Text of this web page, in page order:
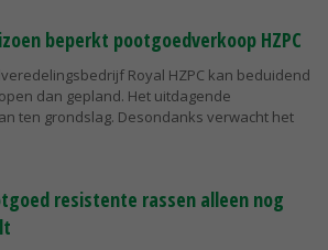
beperkt pootgoedverkoop HZPC
Royal HZPC kan beduidend
dan gepland. Het uitdagende
ten grondslag. Desondanks verwacht het
resistente rassen alleen nog